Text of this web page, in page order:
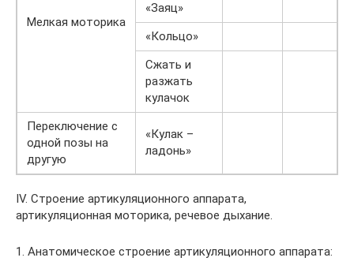
Мелкая моторика
«Заяц»
«Кольцо»
Сжать и
разжать
кулачок
Переключение с
одной позы на
другую
«Кулак –
ладонь»
IV. Строение артикуляционного аппарата,
артикуляционная моторика, речевое дыхание.
1. Анатомическое строение артикуляционного аппарата: